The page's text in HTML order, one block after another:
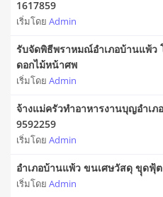
1617859
เริ่มโดย Admin
รับจัดพิธีพราหมณ์อำเภอบ้านแพ้ว
ดอกไม้หน้าศพ
เริ่มโดย Admin
จ้างแม่ครัวทำอาหารงานบุญอำเภ
9592259
เริ่มโดย Admin
อำเภอบ้านแพ้ว ขนเศษวัสดุ ขุุดฟุ้
เริ่มโดย Admin